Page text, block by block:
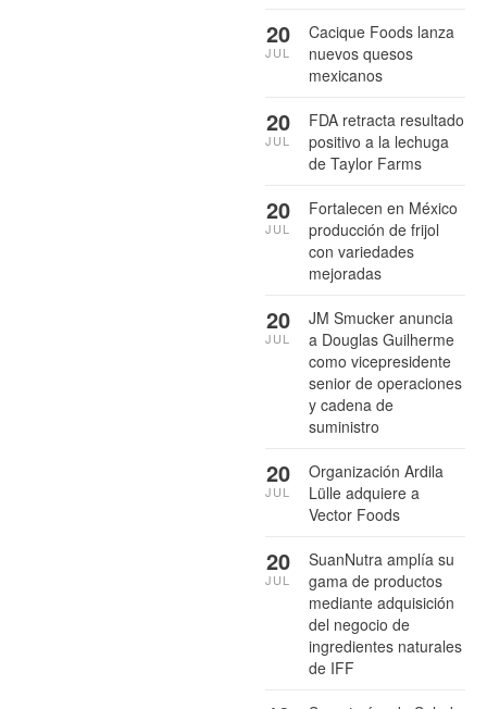
Cacique Foods lanza
nuevos quesos
mexicanos
20
JUL
FDA retracta resultado
positivo a la lechuga
de Taylor Farms
20
JUL
Fortalecen en México
producción de frijol
con variedades
mejoradas
20
JUL
JM Smucker anuncia
a Douglas Guilherme
como vicepresidente
senior de operaciones
y cadena de
suministro
20
JUL
Organización Ardila
Lülle adquiere a
Vector Foods
20
JUL
SuanNutra amplía su
gama de productos
mediante adquisición
del negocio de
ingredientes naturales
de IFF
20
JUL